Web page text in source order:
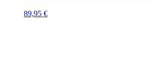
89,95 €